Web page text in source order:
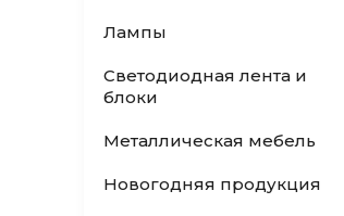
Лампы
Светодиодная лента и
блоки
Металлическая мебель
Новогодняя продукция